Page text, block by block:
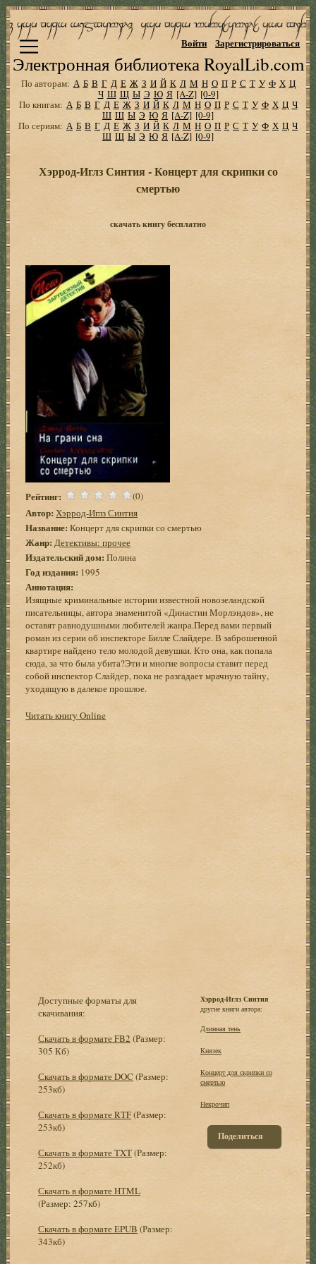
Электронная библиотека RoyalLib.com
Войти Зарегистрироваться
По авторам: А Б В Г Д Е Ж З И Й К Л М Н О П Р С Т У Ф Х Ц
Ч Ш Щ Ы Э Ю Я [A-Z] [0-9]
По книгам: А Б В Г Д Е Ж З И Й К Л М Н О П Р С Т У Ф Х Ц Ч
Ш Щ Ы Э Ю Я [A-Z] [0-9]
По сериям: А Б В Г Д Е Ж З И Й К Л М Н О П Р С Т У Ф Х Ц Ч
Ш Щ Ы Э Ю Я [A-Z] [0-9]
Хэррод-Иглз Синтия - Концерт для скрипки со
смертью
скачать книгу бесплатно
Рейтинг: (0)
Автор: Хэррод-Иглз Синтия
Название: Концерт для скрипки со смертью
Жанр: Детективы: прочее
Издательский дом: Полина
Год издания: 1995
Аннотация:
Изящные криминальные истории известной новозеландской
писательницы, автора знаменитой «Династии Морлэндов», не
оставят равнодушными любителей жанра.Перед вами первый
роман из серии об инспекторе Билле Слайдере. В заброшенной
квартире найдено тело молодой девушки. Кто она, как попала
сюда, за что была убита?Эти и многие вопросы ставит перед
собой инспектор Слайдер, пока не разгадает мрачную тайну,
уходящую в далекое прошлое.
Читать книгу Online
Доступные форматы для
скачивания:
Скачать в формате FB2 (Размер:
305 Кб)
Скачать в формате DOC (Размер:
253кб)
Скачать в формате RTF(Размер:
253кб)
Скачать в формате TXT(Размер:
252кб)
Скачать в формате HTML
(Размер: 257кб)
Скачать в формате EPUB (Размер:
343кб)
Хэррод-Иглз Синтия
другие книги автора:
Длинная тень
Князек
Концерт для скрипки со
смертью
Некрочип
Поделиться